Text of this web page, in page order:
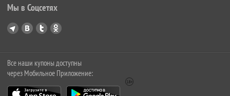
Мы в Соцсетях
Все наши купоны доступны
через Мобильное Приложение: